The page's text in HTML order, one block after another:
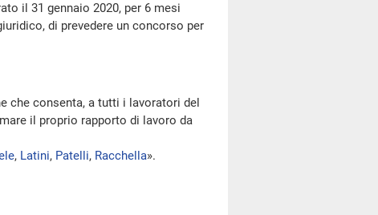
il 31 gennaio 2020, per 6 mesi
di prevedere un concorso per
che consenta, a tutti i lavoratori del
il proprio rapporto di lavoro da
, Latini, Patelli, Racchella».